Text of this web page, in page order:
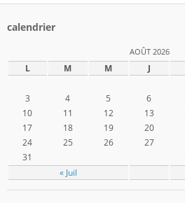
calendrier
AOÛT 2026
L M M J
« Juil
3
4 5 6
10
11 12 13
17
18 19 20
24
25 26 27
31